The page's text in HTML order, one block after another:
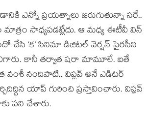
ఎన్నో ప్రయత్నాలు జరుగుతున్నా సరే..
మాత్రం సాధ్యపడట్లేదు. ఆ మధ్య ఈటీవీ విన్
చేసి ‘క’ సినిమా డిజిటల్ వెర్షన్ పైరసీని
కానీ తర్వాత షరా మామూలే. ఐతే
వంశీ నందిపాటి.. విప్లవ్ అనే ఎడిటర్
యాప్ గురించి ప్రస్తావించారు. విప్లవ్
పని చేశారు.